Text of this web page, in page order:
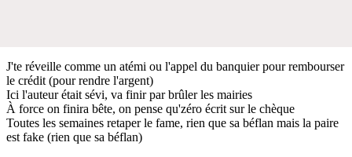
J'te réveille comme un atémi ou l'appel du banquier pour rembourser
le crédit (pour rendre l'argent)
Ici l'auteur était sévi, va finir par brûler les mairies
À force on finira bête, on pense qu'zéro écrit sur le chèque
Toutes les semaines retaper le fame, rien que sa béflan mais la paire
est fake (rien que sa béflan)